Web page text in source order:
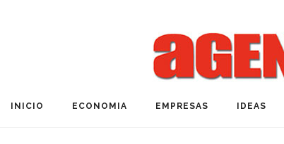
INICIO ECONOMIA EMPRESAS IDEAS